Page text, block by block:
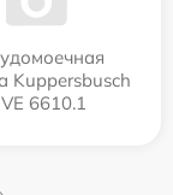
Kuppersbusch
6610.1